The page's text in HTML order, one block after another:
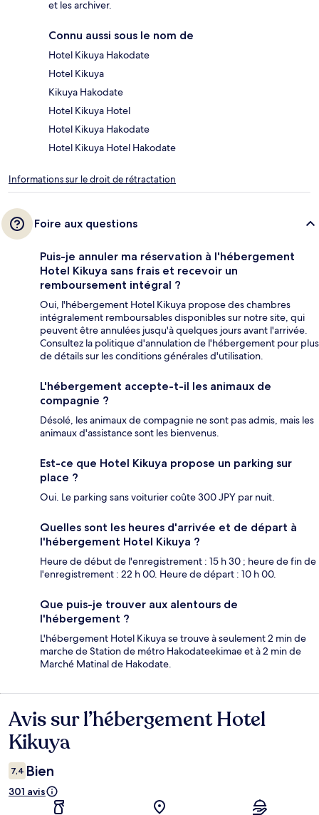
et les archiver.
Connu aussi sous le nom de
Hotel Kikuya Hakodate
Hotel Kikuya
Kikuya Hakodate
Hotel Kikuya Hotel
Hotel Kikuya Hakodate
Hotel Kikuya Hotel Hakodate
Informations sur le droit de rétractation
Foire aux questions
Puis-je annuler ma réservation à l'hébergement
Hotel Kikuya sans frais et recevoir un
remboursement intégral ?
Oui, l'hébergement Hotel Kikuya propose des chambres
intégralement remboursables disponibles sur notre site, qui
peuvent être annulées jusqu'à quelques jours avant l'arrivée.
Consultez la politique d'annulation de l'hébergement pour plus
de détails sur les conditions générales d'utilisation.
L'hébergement accepte-t-il les animaux de
compagnie ?
Désolé, les animaux de compagnie ne sont pas admis, mais les
animaux d'assistance sont les bienvenus.
Est-ce que Hotel Kikuya propose un parking sur
place ?
Oui. Le parking sans voiturier coûte 300 JPY par nuit.
Quelles sont les heures d'arrivée et de départ à
l'hébergement Hotel Kikuya ?
Heure de début de l'enregistrement : 15 h 30 ; heure de fin de
l'enregistrement : 22 h 00. Heure de départ : 10 h 00.
Que puis-je trouver aux alentours de
l'hébergement ?
L'hébergement Hotel Kikuya se trouve à seulement 2 min de
marche de Station de métro Hakodateekimae et à 2 min de
Marché Matinal de Hakodate.
Avis
Avis sur l’hébergement Hotel
Kikuya
7,4 Bien
301 avis